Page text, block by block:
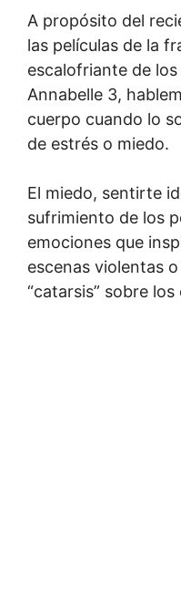
A propósito del
las películas de la
escalofriante de
Annabelle 3,
cuerpo cuando lo
de estrés o miedo.
El miedo, sentirte
sufrimiento de los
emociones que
escenas violentas
“catarsis” sobre